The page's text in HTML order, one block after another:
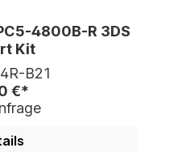
4800B-R 3DS
Kit
B21
€*